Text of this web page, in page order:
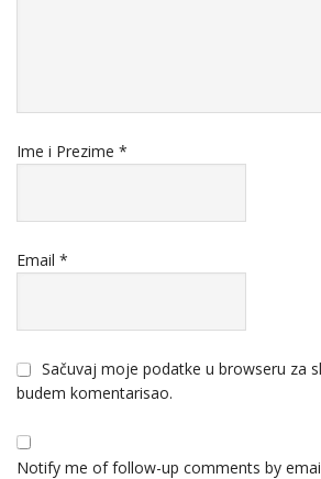
Ime i Prezime *
Email *
Sačuvaj moje podatke u browseru za
budem komentarisao.
Notify me of follow-up comments by